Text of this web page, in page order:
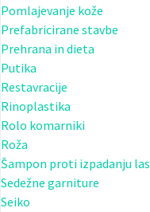
Pomlajevanje kože
Prefabricirane stavbe
Prehrana in dieta
Putika
Restavracije
Rinoplastika
Rolo komarniki
Roža
Šampon proti izpadanju las
Sedežne garniture
Seiko